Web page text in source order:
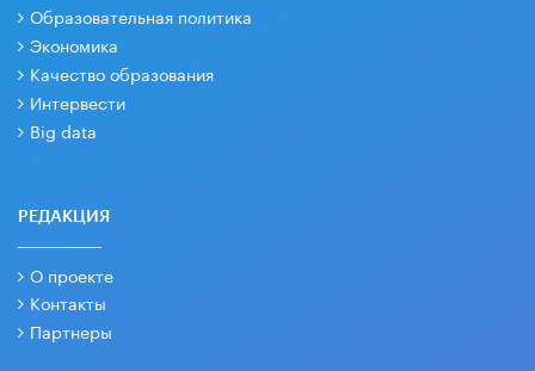
Образовательная политика
Экономика
Качество образования
Интервести
Big data
РЕДАКЦИЯ
О проекте
Контакты
Партнеры